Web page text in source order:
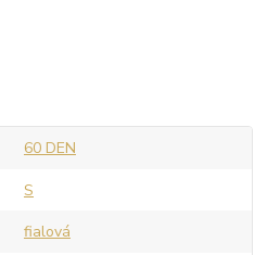
60 DEN
S
fialová